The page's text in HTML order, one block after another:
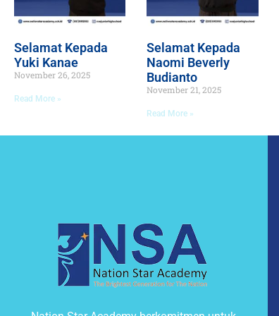
Selamat Kepada
Yuki Kanae
November 26, 2025
Read More »
Selamat Kepada
Naomi Beverly
Budianto
November 21, 2025
Read More »